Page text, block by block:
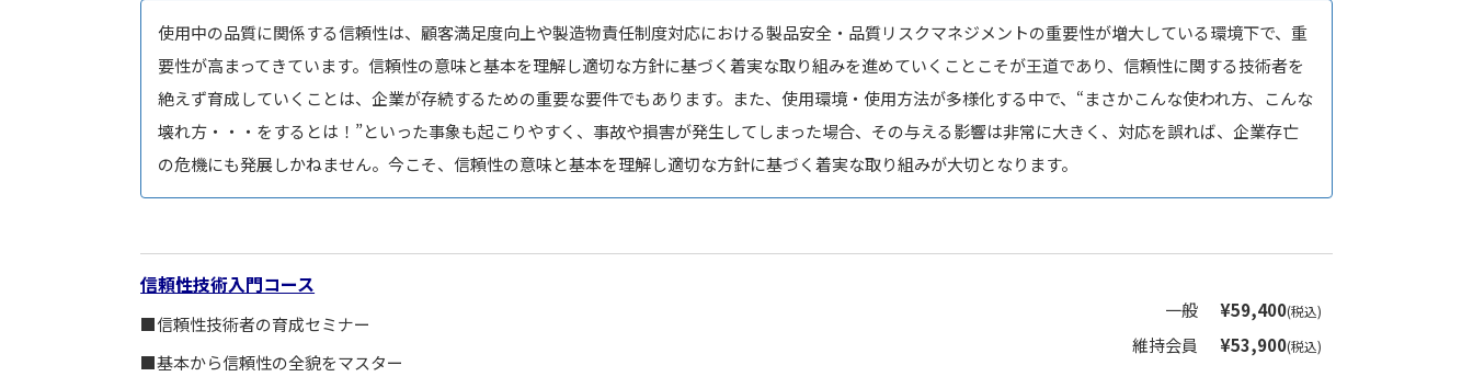
使用中の品質に関係する信頼性は、顧客満足度向上や製造物責任制度対応における製品安全・品質リスクマネジメントの重要性が増大している環境下で、重
要性が高まってきています。信頼性の意味と基本を理解し適切な方針に基づく着実な取り組みを進めていくことこそが王道であり、信頼性に関する技術者を
絶えず育成していくことは、企業が存続するための重要な要件でもあります。また、使用環境・使用方法が多様化する中で、“まさかこんな使われ方、こんな
壊れ方・・・をするとは！”といった事象も起こりやすく、事故や損害が発生してしまった場合、その与える影響は非常に大きく、対応を誤れば、企業存亡
の危機にも発展しかねません。今こそ、信頼性の意味と基本を理解し適切な方針に基づく着実な取り組みが大切となります。
信頼性技術入門コース
■信頼性技術者の育成セミナー
■基本から信頼性の全貌をマスター
一般 ¥59,400(税込)
維持会員 ¥53,900(税込)